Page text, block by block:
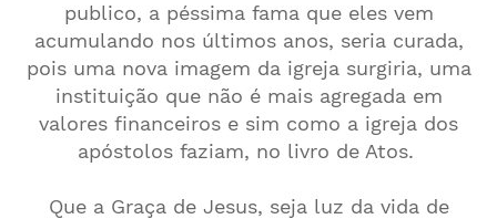
publico, a péssima fama que eles vem
acumulando nos últimos anos, seria curada,
pois uma nova imagem da igreja surgiria, uma
instituição que não é mais agregada em
valores financeiros e sim como a igreja dos
apóstolos faziam, no livro de Atos.
Que a Graça de Jesus, seja luz da vida de